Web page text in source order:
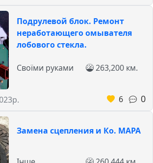
Подрулевой блок. Ремонт
неработающего омывателя
лобового стекла.
Своїми руками 263,200 км.
6 0
Замена сцепления и Ко. MAPA